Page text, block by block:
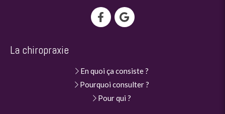
La chiropraxie
En quoi ça consiste ?
Pourquoi consulter ?
Pour qui ?